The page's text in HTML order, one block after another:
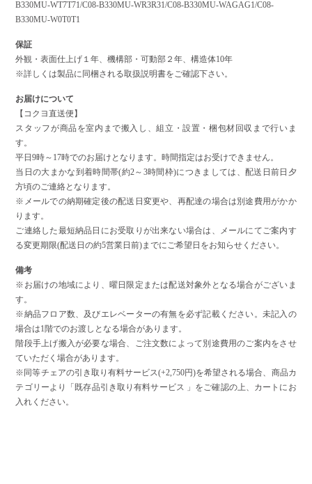
B330MU-WT7T71/C08-B330MU-WR3R31/C08-B330MU-WAGAG1/C08-
B330MU-W0T0T1
保証
外観・表面仕上げ１年、機構部・可動部２年、構造体10年
※詳しくは製品に同梱される取扱説明書をご確認下さい。
お届けについて
【コクヨ直送便】
スタッフが商品を室内まで搬入し、組立・設置・梱包材回収まで行いま
す。
平日9時～17時でのお届けとなります。時間指定はお受けできません。
当日の大まかな到着時間帯(約2～3時間枠)につきましては、配送日前日夕
方頃のご連絡となります。
※メールでの納期確定後の配送日変更や、再配達の場合は別途費用がかか
ります。
ご連絡した最短納品日にお受取りが出来ない場合は、メールにてご案内す
る変更期限(配送日の約5営業日前)までにご希望日をお知らせください。
備考
※お届けの地域により、曜日限定または配送対象外となる場合がございま
す。
※納品フロア数、及びエレベーターの有無を必ず記載ください。未記入の
場合は1階でのお渡しとなる場合があります。
階段手上げ搬入が必要な場合、ご注文数によって別途費用のご案内をさせ
ていただく場合があります。
※同等チェアの引き取り有料サービス(+2,750円)を希望される場合、商品カ
テゴリーより「既存品引き取り有料サービス 」をご確認の上、カートにお
入れください。